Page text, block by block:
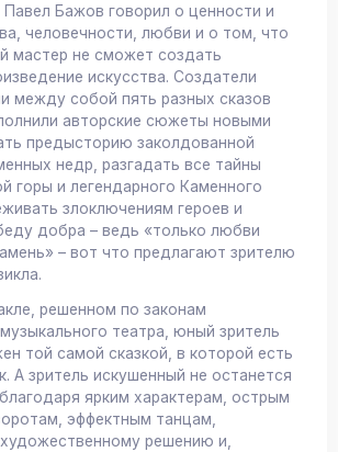
Павел Бажов говорил о ценности и
человечности, любви и о том, что
мастер не сможет создать
искусства. Создатели
между собой пять разных сказов
авторские сюжеты новыми
предысторию заколдованной
недр, разгадать все тайны
горы и легендарного Каменного
злоключениям героев и
добра – ведь «только любви
– вот что предлагают зрителю
решенном по законам
театра, юный зритель
той самой сказкой, в которой есть
А зритель искушенный не останется
ярким характерам, острым
эффектным танцам,
решению и,